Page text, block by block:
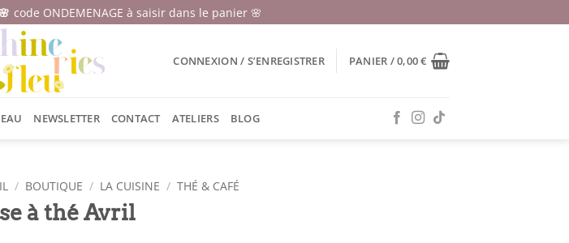
code ONDEMENAGE à saisir dans le panier 🌸
CONNEXION / S’ENREGISTRER PANIER /0,00€
NEWSLETTER CONTACT ATELIERS BLOG
/ BOUTIQUE / LA CUISINE / THÉ & CAFÉ
à thé Avril